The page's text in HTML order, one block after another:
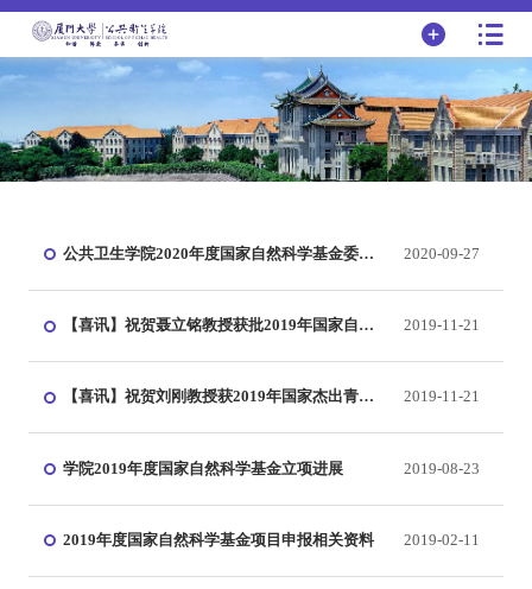
公共卫生学院2020年度国家自然科学基金委项
2020-09-27
【喜讯】祝贺聂立铭教授获批2019年国家自然
2019-11-21
【喜讯】祝贺刘刚教授获2019年国家杰出青年
2019-11-21
学院2019年度国家自然科学基金立项进展 2019-08-23
​2019年度国家自然科学基金项目申报相关资料 2019-02-11